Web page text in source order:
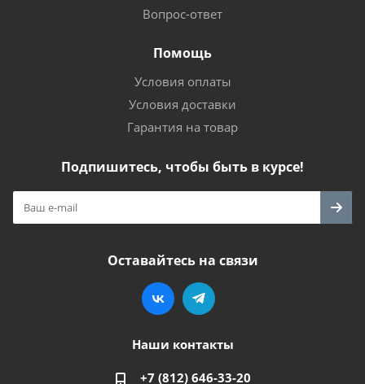
Вопрос-ответ
Помощь
Условия оплаты
Условия доставки
Гарантия на товар
Подпишитесь, чтобы быть в курсе!
Оставайтесь на связи
Наши контакты
+7 (812) 646-33-20